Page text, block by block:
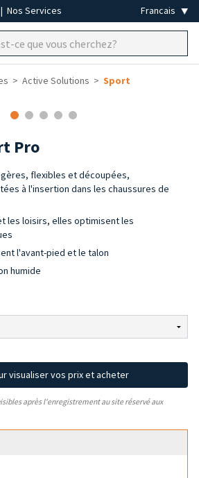
| Nos Services
Active Solutions Sport
Pro
flexibles et découpées,
à l'insertion dans les chaussures de
les loisirs, elles optimisent les
l'avant-pied et le talon
humide
visualiser vos prix et acheter
après l'enregistrement au site réservé aux